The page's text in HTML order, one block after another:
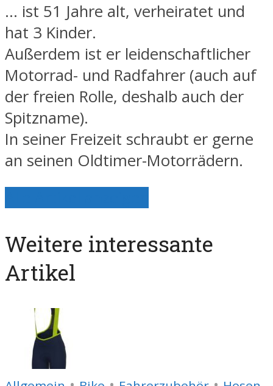
... ist 51 Jahre alt, verheiratet und
hat 3 Kinder.
Außerdem ist er leidenschaftlicher
Motorrad- und Radfahrer (auch auf
der freien Rolle, deshalb auch der
Spitzname).
In seiner Freizeit schraubt er gerne
an seinen Oldtimer-Motorrädern.
Weitere interessante
Artikel